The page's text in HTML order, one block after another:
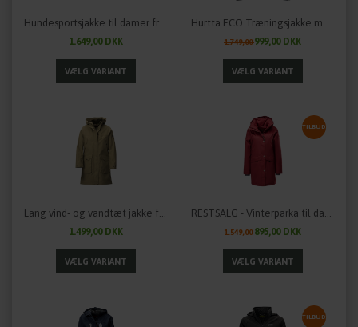
Hundesportsjakke til damer fra OWNEY
1.649,00 DKK
Hurtta ECO Træningsjakke med masser af detaljer
1.749,00999,00 DKK
Lang vind- og vandtæt jakke fra Owney - SAJAMA
1.499,00 DKK
TILBUD
RESTSALG - Vinterparka til damer "Comoda" fra OWNEY Outdoor - flere farver
1.549,00895,00 DKK
TILBUD